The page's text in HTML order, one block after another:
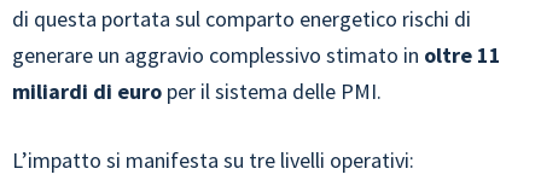
di questa portata sul comparto energetico rischi di
generare un aggravio complessivo stimato in oltre 11
miliardi di euro per il sistema delle PMI.
L’impatto si manifesta su tre livelli operativi: